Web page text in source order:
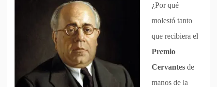
¿Por qué
molestó tanto
que recibiera el
Premio
Cervantes de
manos de la